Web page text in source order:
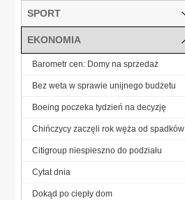
SPORT
EKONOMIA
Barometr cen: Domy na sprzedaż
Bez weta w sprawie unijnego budżetu
Boeing poczeka tydzień na decyzję
Chińczycy zaczęli rok węża od spadków
Citigroup niespieszno do podziału
Cytat dnia
Dokąd po ciepły dom